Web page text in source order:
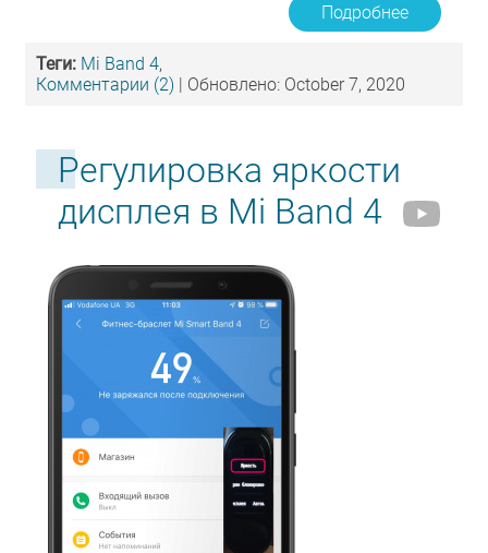
Подробнее
Теги: Mi Band 4,
Комментарии (2) | Обновлено: October 7, 2020
Регулировка яркости
дисплея в Mi Band 4